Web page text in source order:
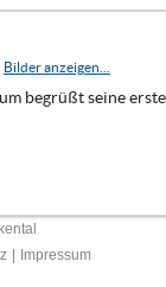
Bilder anzeigen...
begrüßt seine
Impressum